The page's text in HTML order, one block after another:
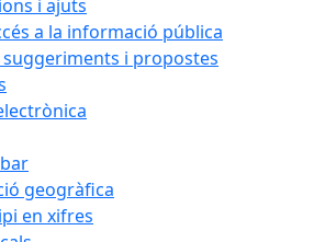
i ajuts
a la informació pública
suggeriments i propostes
geogràfica
en xifres